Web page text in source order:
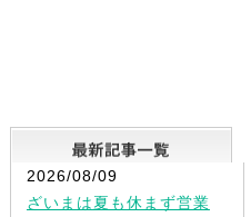
2026/08/09
ざいまは夏も休まず営業